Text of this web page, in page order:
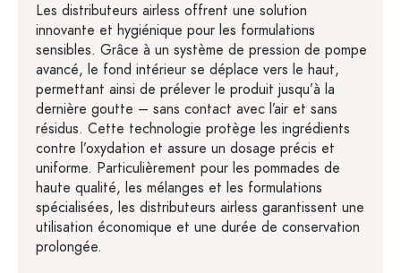
Les distributeurs airless offrent une solution
innovante et hygiénique pour les formulations
sensibles. Grâce à un système de pression de pompe
avancé, le fond intérieur se déplace vers le haut,
permettant ainsi de prélever le produit jusqu’à la
dernière goutte – sans contact avec l’air et sans
résidus. Cette technologie protège les ingrédients
contre l’oxydation et assure un dosage précis et
uniforme. Particulièrement pour les pommades de
haute qualité, les mélanges et les formulations
spécialisées, les distributeurs airless garantissent une
utilisation économique et une durée de conservation
prolongée.